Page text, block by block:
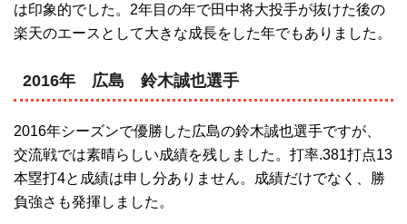
は印象的でした。2年目の年で田中将大投手が抜けた後の
楽天のエースとして大きな成長をした年でもありました。
2016年 広島 鈴木誠也選手
2016年シーズンで優勝した広島の鈴木誠也選手ですが、
交流戦では素晴らしい成績を残しました。打率.381打点13
本塁打4と成績は申し分ありません。成績だけでなく、勝
負強さも発揮しました。